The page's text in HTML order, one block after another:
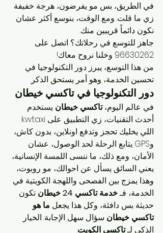
في الطريق، بس مو يفرضون، هرجة خفيفة
زي ما قلت. ومع الوقت، بنوسع أكثر عشان
نكون دائماً قريبين منك.
جاهز للتوسع في رحلاتك؟ اتصل على
96630262 وخلنا نروح معاك!
من هذا التوسع، يبرز دور التكنولوجيا في
تحسين الخدمة، وهو أمر يستحق الذكر.
دور التكنولوجيا في تاكسي خيطان
في عالم اليوم، تاكسي خيطان يستخدم
اللي يخليك تحجز وتدفع اونلاين، بدون كاش،
وGPS يتابع الرحلة لحد الوصول، عشان
الأمان، ومع ذلك، ما ننسى اللمسة الإنسانية،
يعني السائق يسأل عن احوالك، مو روبوت،
وهذا يمزج بين الفصحى واللهجة الكويتية في
الخدمة، فـ خدمة تاكسي 24 خيطان
تكون
حديثة بس دافئة، وكل هذا يجعل ما هو
تاكسي خيطان سؤال سهل الإجابة: الخيار
الذكي لـ تاكسي الكويت.